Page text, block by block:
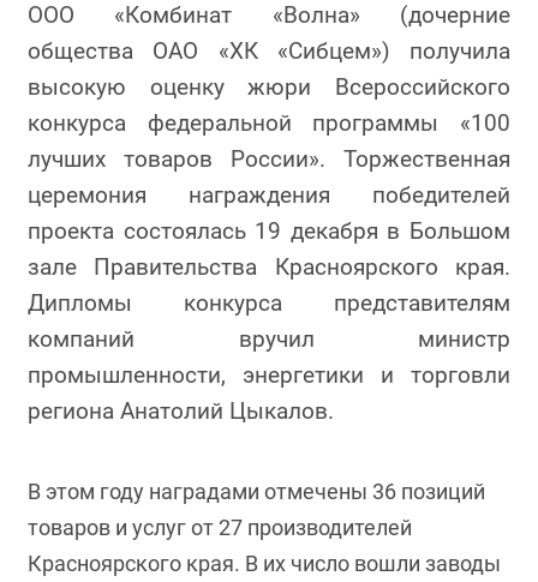
ООО «Комбинат «Волна» (дочерние
общества ОАО «ХК «Сибцем») получила
высокую оценку жюри Всероссийского
конкурса федеральной программы «100
лучших товаров России». Торжественная
церемония награждения победителей
проекта состоялась 19 декабря в Большом
зале Правительства Красноярского края.
Дипломы конкурса представителям
компаний вручил министр
промышленности, энергетики и торговли
региона Анатолий Цыкалов.
В этом году наградами отмечены 36 позиций
товаров и услуг от 27 производителей
Красноярского края. В их число вошли заводы